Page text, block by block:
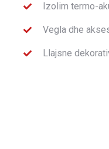
Izolim termo-
Vegla dhe
Llajsne